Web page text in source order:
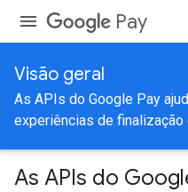
Pay
Visão geral
As APIs do Google Pay
experiências de finalização
As APIs do